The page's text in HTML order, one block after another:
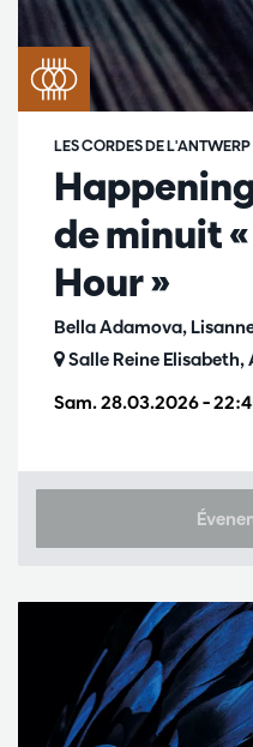
de minuit
Hour »
Bella Adamova,
LES CORDES DE
Sam. 28.03.2026–
Salle Reine